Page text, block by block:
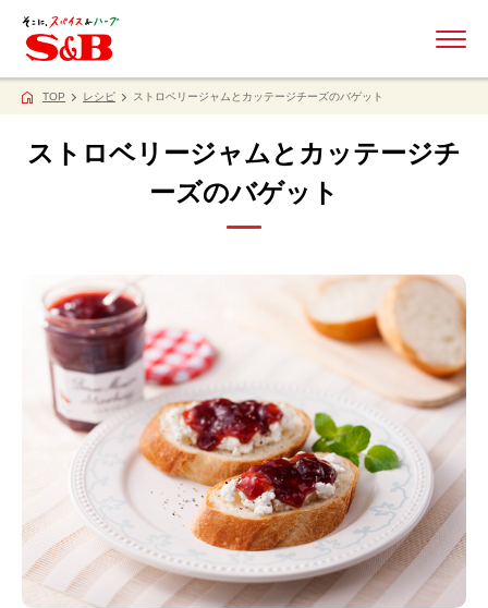
TOP レシピ ストロベリージャムとカッテージチーズのバゲット
ストロベリージャムとカッテージチ
ーズのバゲット